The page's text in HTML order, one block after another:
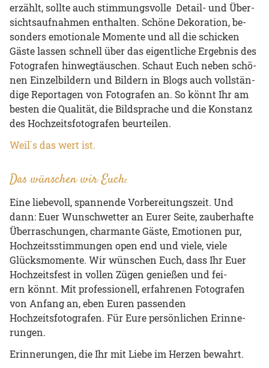
er­zählt, soll­te auch stim­mungs­vol­le De­tail- und Über­
sichts­auf­nah­men ent­hal­ten. Schö­ne De­ko­ra­ti­on, be­
son­ders emo­tio­na­le Mo­men­te und all die schicken
Gäste las­sen schnell über das ei­gent­li­che Ergebnis des
Fo­to­gra­fen hin­weg­täu­schen. Schaut Euch neben schö­
nen Ein­zel­bil­dern und Bil­dern in Blogs auch voll­stän­
di­ge Re­por­ta­gen von Fo­to­gra­fen an. So könnt Ihr am
bes­ten die Qua­li­tät, die Bild­spra­che und die Kon­stanz
des Hoch­zeits­fo­to­gra­fen be­ur­tei­len.
Weil´s das wert ist.
Das wünschen wir Euch:
Eine lie­be­voll, span­nen­de Vor­be­rei­tungs­zeit. Und
dann: Euer Wunsch­wet­ter an Eurer Seite, zau­ber­haf­te
Über­ra­schun­gen, char­man­te Gäste, Emo­tio­nen pur,
Hoch­zeits­stim­mun­gen open end und viele, viele
Glücks­mo­men­te. Wir wün­schen Euch, dass Ihr Euer
Hoch­zeits­fest in vollen Zügen ge­nie­ßen und fei­
ern könnt. Mit pro­fes­sio­nell, er­fah­re­nen Fo­to­gra­fen
von An­fang an, eben Euren passenden
Hochzeitsfotografen. Für Eure per­sön­li­chen Er­in­ne­
run­gen.
Er­in­ne­run­gen, die Ihr mit Liebe im Her­zen be­wahrt.